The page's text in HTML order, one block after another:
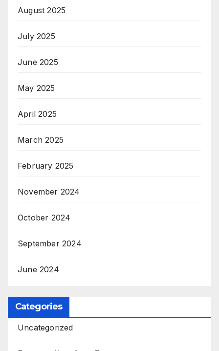
August 2025
July 2025
June 2025
May 2025
April 2025
March 2025
February 2025
November 2024
October 2024
September 2024
June 2024
Categories
Uncategorized